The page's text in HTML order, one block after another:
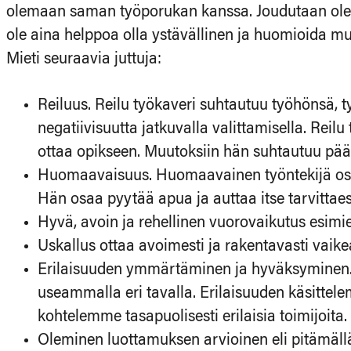
olemaan saman työporukan kanssa. Joudutaan
ole aina helppoa olla ystävällinen ja huomioida
Mieti seuraavia juttuja:
Reiluus. Reilu työkaveri suhtautuu
negatiivisuutta jatkuvalla valittamisella.
ottaa opikseen. Muutoksiin hän suhtautuu
Huomaavaisuus. Huomaavainen työntekijä
Hän osaa pyytää apua ja auttaa itse
Hyvä, avoin ja rehellinen vuorovaikutus
Uskallus ottaa avoimesti ja rakentavasti
Erilaisuuden ymmärtäminen ja
useammalla eri tavalla. Erilaisuuden
kohtelemme tasapuolisesti erilaisia toimijoita.
Oleminen luottamuksen arvioinen eli